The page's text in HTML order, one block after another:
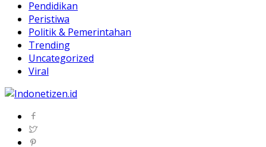
Pendidikan
Peristiwa
Politik & Pemerintahan
Trending
Uncategorized
Viral